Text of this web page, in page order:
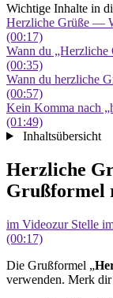
Wichtige Inhalte in
Herzliche Grüße —
(00:17)
Wann du „Herzliche
(00:35)
Wann du herzliche
(00:57)
Kein Komma nach
(01:49)
Inhaltsübersicht
Herzliche
Grußformel
im Videozur Stelle
(00:17)
Die Grußformel „
verwenden. Merk